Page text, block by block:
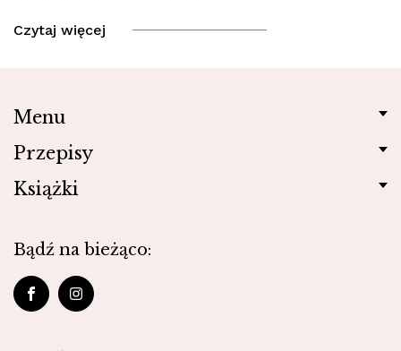
Czytaj więcej
Menu
Przepisy
Książki
Bądź na bieżąco: